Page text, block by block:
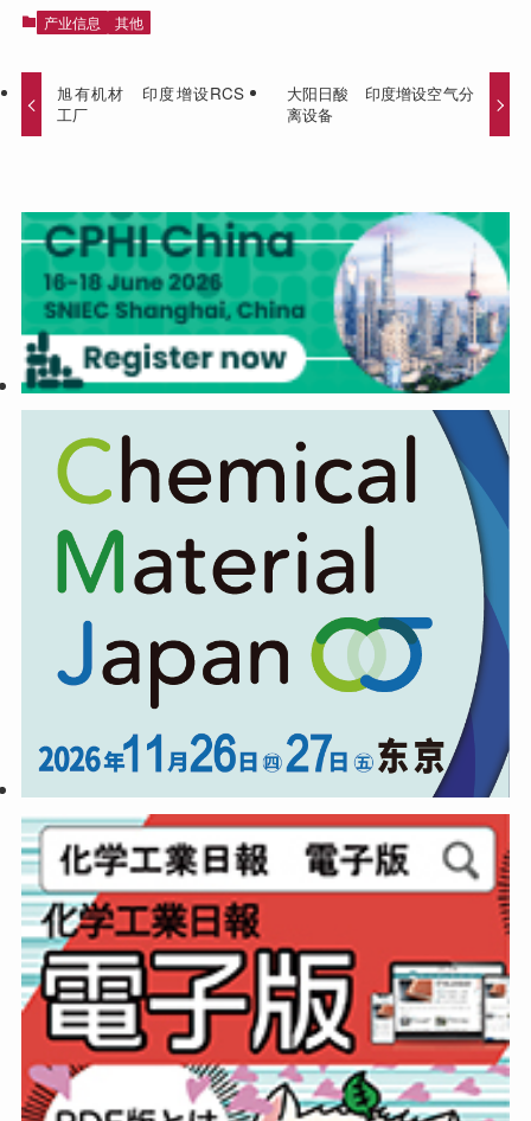
产业信息 其他
旭有机材 印度增设RCS
工厂
大阳日酸 印度增设空气分
离设备